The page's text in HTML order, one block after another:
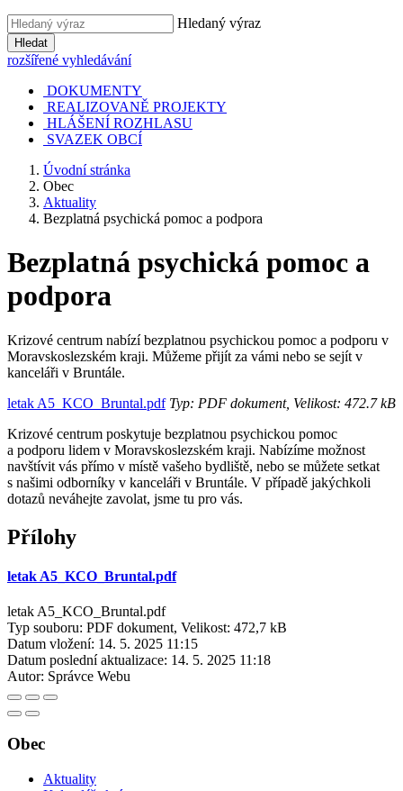
Hledaný výraz
Hledat
rozšířené vyhledávání
DOKUMENTY
REALIZOVANĚ PROJEKTY
HLÁŠENÍ ROZHLASU
SVAZEK OBCÍ
Úvodní stránka
Obec
Aktuality
Bezplatná psychická pomoc a podpora
Bezplatná psychická pomoc a
podpora
Krizové centrum nabízí bezplatnou psychickou pomoc a podporu v
Moravskoslezském kraji. Můžeme přijít za vámi nebo se sejít v
kanceláři v Bruntále.
letak A5_KCO_Bruntal.pdfTyp: PDF dokument, Velikost: 472.7 kB
Krizové centrum poskytuje bezplatnou psychickou pomoc
a podporu lidem v Moravskoslezském kraji. Nabízíme možnost
navštívit vás přímo v místě vašeho bydliště, nebo se můžete setkat
s našimi odborníky v kanceláři v Bruntále. V případě jakýchkoli
dotazů neváhejte zavolat, jsme tu pro vás.
Přílohy
letak A5_KCO_Bruntal.pdf
letak A5_KCO_Bruntal.pdf
Typ souboru: PDF dokument, Velikost: 472,7 kB
Datum vložení: 14. 5. 2025 11:15
Datum poslední aktualizace: 14. 5. 2025 11:18
Autor: Správce Webu
Obec
Aktuality